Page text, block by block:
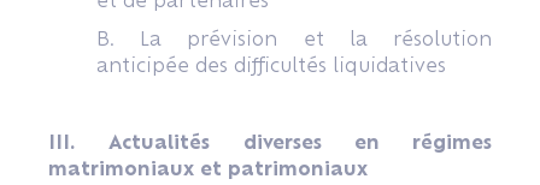
B. La prévision et la résolution
anticipée des difficultés liquidatives
III. Actualités diverses en régimes
matrimoniaux et patrimoniaux